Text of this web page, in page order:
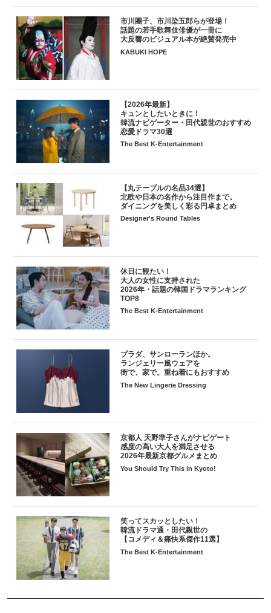
市川團子、市川染五郎らが登場！
話題の若手歌舞伎俳優が一冊に
大反響のビジュアル本が絶賛発売中
KABUKI HOPE
【2026年最新】
キュンとしたいときに！
韓流ナビゲーター・田代親世のおすすめ
恋愛ドラマ30選
The Best K-Entertainment
【丸テーブルの名品34選】
北欧や日本の名作から注目作まで。
ダイニングを美しく彩る円卓まとめ
Designer's Round Tables
休日に観たい！
大人の女性に支持された
2026年・話題の韓国ドラマランキング
TOP8
The Best K-Entertainment
プラダ、サンローランほか。
ランジェリー風ウェアを
街で、家で。重ね着にもおすすめ
The New Lingerie Dressing
京都人 天野準子さんがナビゲート
感度の高い大人を満足させる
2026年最新京都グルメまとめ
You Should Try This in Kyoto!
笑ってスカッとしたい！
韓流ドラマ通・田代親世の
【コメディ＆痛快系傑作11選】
The Best K-Entertainment